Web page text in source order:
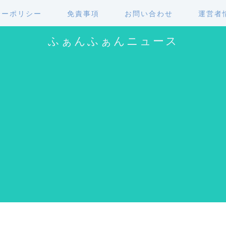
ポリシー 免責事項 お問い合わせ 運営者
ふぁんふぁんニュース